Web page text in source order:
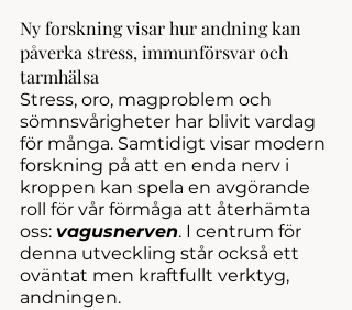
Ny forskning visar hur andning kan
påverka stress, immunförsvar och
tarmhälsa
Stress, oro, magproblem och
sömnsvårigheter har blivit vardag
för många. Samtidigt visar modern
forskning på att en enda nerv i
kroppen kan spela en avgörande
roll för vår förmåga att återhämta
oss: vagusnerven. I centrum för
denna utveckling står också ett
oväntat men kraftfullt verktyg,
andningen.